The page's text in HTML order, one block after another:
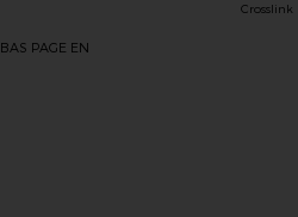
Crosslink
BAS PAGE EN